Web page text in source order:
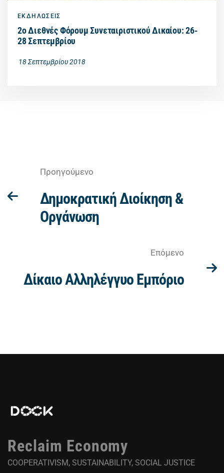
ΕΚΔΗΛΩΣΕΙΣ
2ο Διεθνές Φόρουμ Συνεταιριστικού Δικαίου: 26-
28 Σεπτεμβρίου
18 Σεπτεμβρίου 2018
Προηγούμενο
Δημοκρατική Διοίκηση &
Οργάνωση
Επόμενο
Δίκαιο Αλληλέγγυο Εμπόριο
Reclaim Economy
COOPERATIVISM, SUSTAINABILITY, SOCIAL JUSTICE